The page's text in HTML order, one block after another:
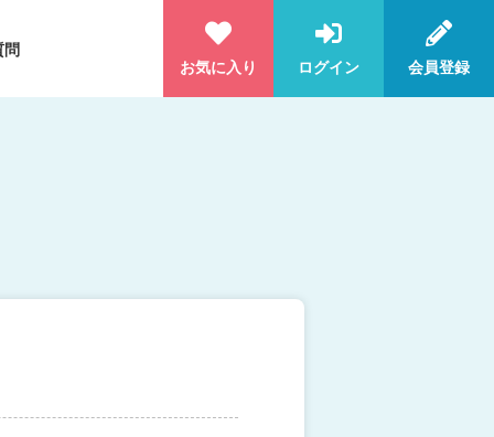
問
お気に入り
ログイン 会員登録